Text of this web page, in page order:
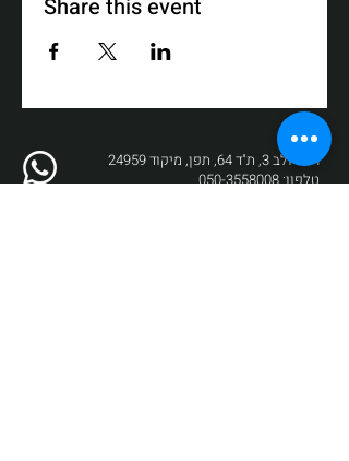
Share this event
רח' דולב 3, ת"ד 64, תפן, מיקוד 24959
טלפון:050-3558008